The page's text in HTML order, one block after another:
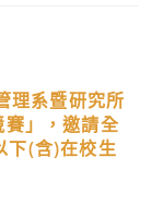
理系暨研究所
」，邀請全
下(含)在校生